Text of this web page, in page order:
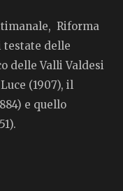
Riforma
testate delle
delle Valli Valdesi
(1907), il
e quello